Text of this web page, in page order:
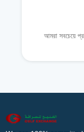
আমরা সবচেয়ে